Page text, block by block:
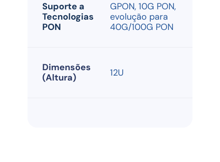
Suporte a
Tecnologias
PON
GPON, 10G PON,
evolução para
40G/100G PON
Dimensões
(Altura)
12U